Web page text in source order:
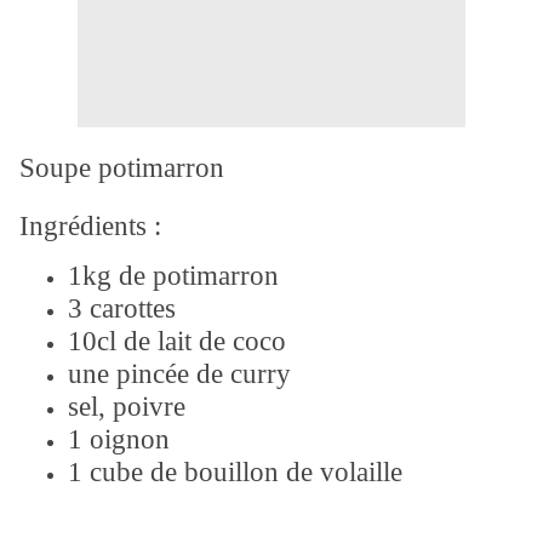
Soupe potimarron
Ingrédients :
1kg de potimarron
3 carottes
10cl de lait de coco
une pincée de curry
sel, poivre
1 oignon
1 cube de bouillon de volaille